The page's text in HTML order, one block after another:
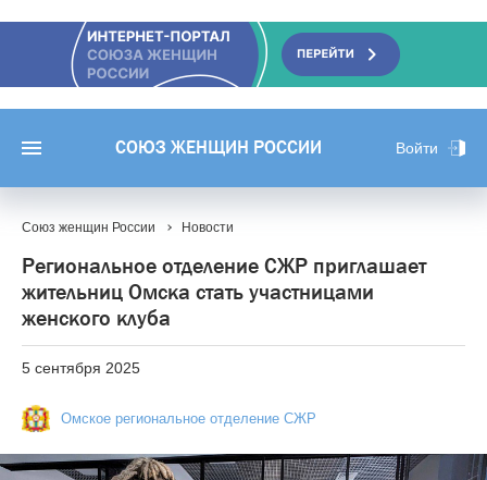
СОЮЗ ЖЕНЩИН РОССИИ Войти
Союз женщин России Новости
Региональное отделение СЖР приглашает
жительниц Омска стать участницами
женского клуба
5 сентября 2025
Омское региональное отделение СЖР